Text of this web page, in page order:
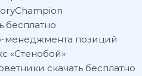
бесплатно
менеджмента позиций
«Стенобой»
скачать бесплатно